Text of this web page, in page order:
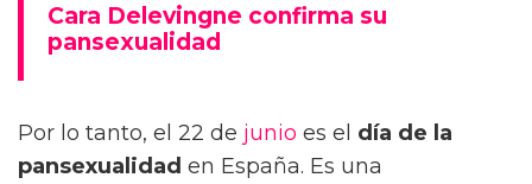
Cara Delevingne confirma su
pansexualidad
Por lo tanto, el 22 de junio es el día de la
pansexualidad en España. Es una